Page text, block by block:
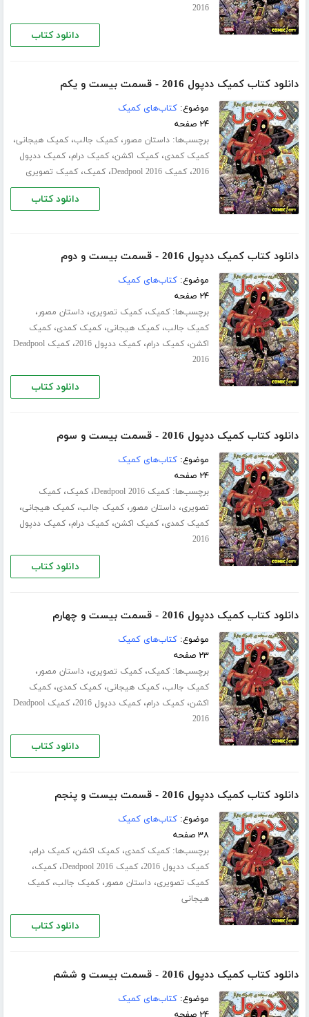
2016
دانلود کتاب
دانلود کتاب کمیک ددپول 2016 - قسمت بیست و یکم
موضوع:کتاب‌های کمیک
۲۴ صفحه
برچسب‌ها:داستان مصور،کمیک جالب،کمیک هیجانی،
کمیک کمدی،کمیک اکشن،کمیک درام،کمیک ددپول
2016،کمیک Deadpool 2016 ،کمیک،کمیک تصویری
دانلود کتاب
دانلود کتاب کمیک ددپول 2016 - قسمت بیست و دوم
موضوع:کتاب‌های کمیک
۲۴ صفحه
برچسب‌ها:کمیک،کمیک تصویری،داستان مصور،
کمیک جالب،کمیک هیجانی،کمیک کمدی،کمیک
اکشن،کمیک درام،کمیک ددپول 2016 ،
کمیک Deadpool
2016
دانلود کتاب
دانلود کتاب کمیک ددپول 2016 - قسمت بیست و سوم
موضوع:کتاب‌های کمیک
۲۴ صفحه
برچسب‌ها:کمیک Deadpool 2016 ،کمیک،کمیک
تصویری،داستان مصور،کمیک جالب،کمیک هیجانی،
کمیک کمدی،کمیک اکشن،کمیک درام،کمیک ددپول
2016
دانلود کتاب
دانلود کتاب کمیک ددپول 2016 - قسمت بیست و چهارم
موضوع:کتاب‌های کمیک
۲۳ صفحه
برچسب‌ها:کمیک،کمیک تصویری،داستان مصور،
کمیک جالب،کمیک هیجانی،کمیک کمدی،کمیک
اکشن،کمیک درام،کمیک ددپول 2016 ،
کمیک Deadpool
2016
دانلود کتاب
دانلود کتاب کمیک ددپول 2016 - قسمت بیست و پنجم
موضوع:کتاب‌های کمیک
۳۸ صفحه
برچسب‌ها:کمیک کمدی،کمیک اکشن،کمیک درام،
کمیک ددپول 2016 ،کمیک Deadpool 2016 ،کمیک،
کمیک تصویری،داستان مصور،کمیک جالب،کمیک
هیجانی
دانلود کتاب
دانلود کتاب کمیک ددپول 2016 - قسمت بیست و ششم
موضوع:کتاب‌های کمیک